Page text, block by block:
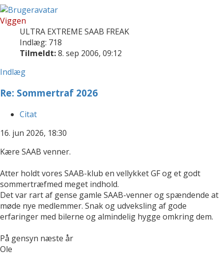
Viggen
ULTRA EXTREME SAAB FREAK
Indlæg: 718
Tilmeldt:8. sep 2006, 09:12
Indlæg
Re: Sommertraf 2026
Citat
16. jun 2026, 18:30
Kære SAAB venner.
Atter holdt vores SAAB-klub en vellykket GF og et godt
sommertræfmed meget indhold.
Det var rart af gense gamle SAAB-venner og spændende at
møde nye medlemmer. Snak og udveksling af gode
erfaringer med bilerne og almindelig hygge omkring dem.
På gensyn næste år
Ole